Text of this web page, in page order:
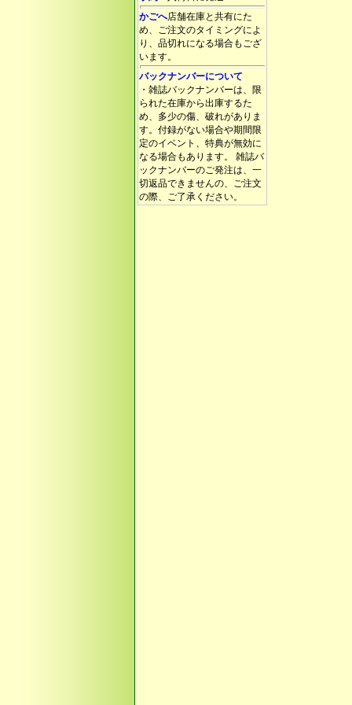
かごへ店舗在庫と共有にた
め、ご注文のタイミングによ
り、品切れになる場合もござ
います。
バックナンバーについて
・雑誌バックナンバーは、限
られた在庫から出庫するた
め、多少の傷、破れがありま
す。付録がない場合や期間限
定のイベント、特典が無効に
なる場合もあります。 雑誌バ
ックナンバーのご発注は、一
切返品できませんの、ご注文
の際、ご了承ください。